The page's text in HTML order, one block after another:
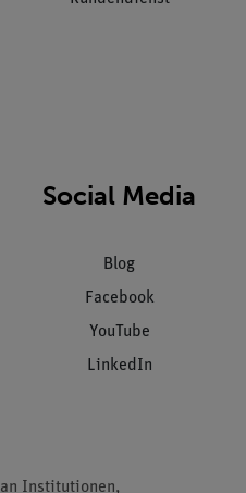
Social Media
Blog
Facebook
YouTube
LinkedIn
Institutionen,